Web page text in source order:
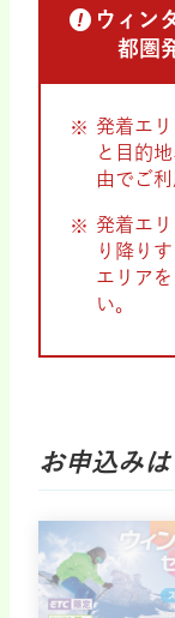
ウィン
都圏
発着エ
と目的
由でご
発着エ
り降り
エリア
い。
お申込み